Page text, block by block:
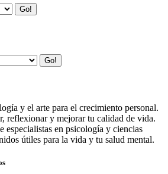
Go!
Go!
y el arte para el crecimiento personal.
reflexionar y mejorar tu calidad de vida.
especialistas en psicología y ciencias
útiles para la vida y tu salud mental.